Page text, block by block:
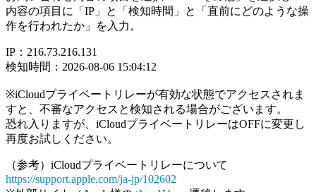
内容の項目に「IP」と「検知時間」と「直前にどのような操
作を行われたか」を入力。
IP：216.73.216.131
検知時間：2026-08-06 15:04:12
※iCloudプライベートリレーが有効な状態でアクセスされま
すと、不審なアクセスと検知される場合がございます。
恐れ入りますが、iCloudプライベートリレーはOFFに変更し
再度お試しください。
（参考）iCloudプライベートリレーについて
https://support.apple.com/ja-jp/102602